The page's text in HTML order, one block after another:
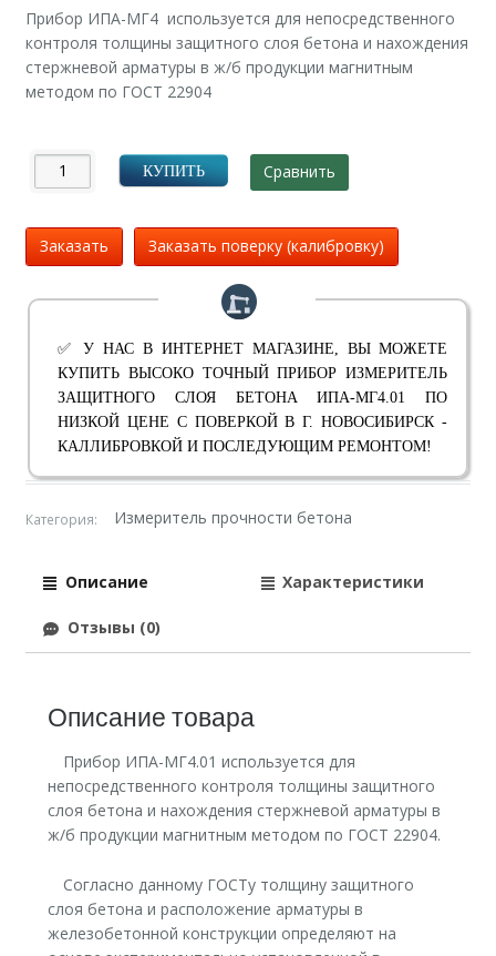
Прибор ИПА-МГ4 используется для непосредственного
контроля толщины защитного слоя бетона и нахождения
стержневой арматуры в ж/б продукции магнитным
методом по ГОСТ 22904
КУПИТЬ Сравнить
Заказать Заказать поверку (калибровку)
✅ У НАС В ИНТЕРНЕТ МАГАЗИНЕ, ВЫ МОЖЕТЕ
КУПИТЬ ВЫСОКО ТОЧНЫЙ ПРИБОР ИЗМЕРИТЕЛЬ
ЗАЩИТНОГО СЛОЯ БЕТОНА ИПА-МГ4.01 ПО
НИЗКОЙ ЦЕНЕ С ПОВЕРКОЙ В Г. НОВОСИБИРСК -
КАЛЛИБРОВКОЙ И ПОСЛЕДУЮЩИМ РЕМОНТОМ!
Категория: Измеритель прочности бетона
Описание Характеристики
Отзывы (0)
Описание товара
Прибор ИПА-МГ4.01 используется для
непосредственного контроля толщины защитного
слоя бетона и нахождения стержневой арматуры в
ж/б продукции магнитным методом по ГОСТ 22904.
Согласно данному ГОСТу толщину защитного
слоя бетона и расположение арматуры в
железобетонной конструкции определяют на